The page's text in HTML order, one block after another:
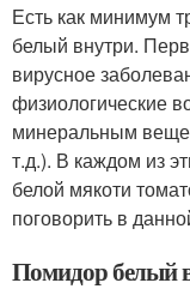
Есть как минимум
белый внутри.
вирусное
физиологические
минеральным
т.д.). В каждом из
белой мякоти
поговорить в
Помидор белый